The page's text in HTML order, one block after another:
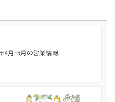
4月-5月の営業情報